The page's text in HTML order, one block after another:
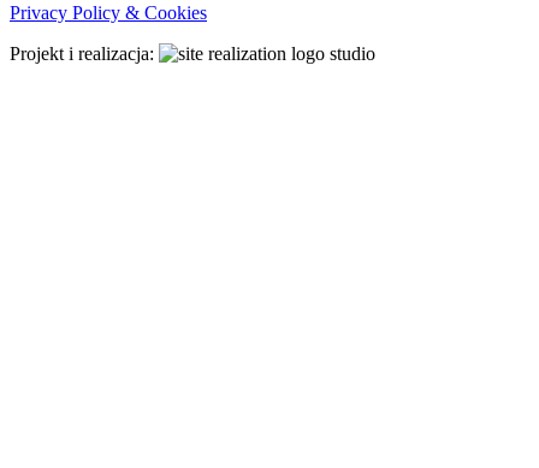
Privacy Policy & Cookies
Projekt i realizacja: